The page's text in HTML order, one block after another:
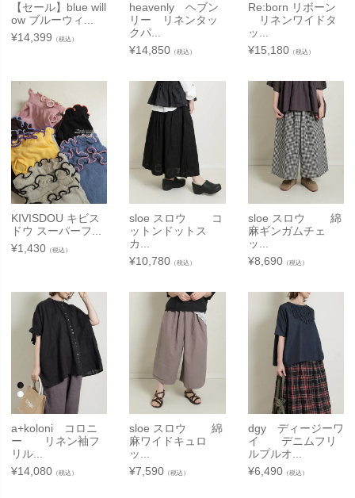
【セール】blue will
ow ブルーウィ...
¥14,399 （税込）
heavenly ヘブン
リー リネンタッ
クパ...
¥14,850 （税込）
Re:born リボーン
リネンワイドタ
ッ...
¥15,180（税込）
KIVISDOU キビス
ドウ スーパーフ...
¥1,430 （税込）
sloe スロウ コ
ットンドットス
カ...
¥10,780 （税込）
sloe スロウ 綿
麻ギンガムチェ
ッ...
¥8,690（税込）
a+koloni コロニ
ー リネン袖フ
リル...
¥14,080 （税込）
sloe スロウ 綿
麻ワイドキュロ
ッ...
¥7,590 （税込）
dgy ディージーワ
イ デニムフリ
ルプルオ...
¥6,490（税込）